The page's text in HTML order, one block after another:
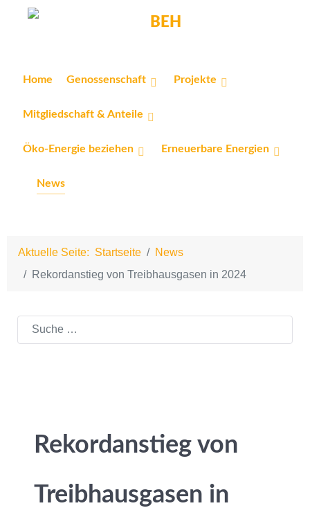
Home Genossenschaft Projekte
Mitgliedschaft & Anteile
Öko-Energie beziehen Erneuerbare Energien
News
Aktuelle Seite: Startseite
News
Rekordanstieg von Treibhausgasen in 2024
Suchen
Rekordanstieg von
Treibhausgasen in